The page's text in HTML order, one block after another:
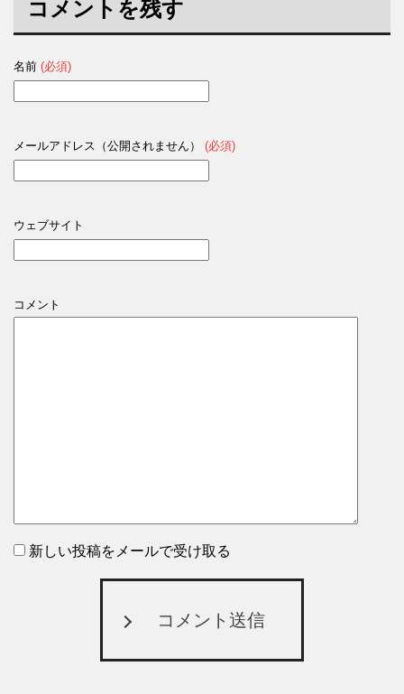
コメントを残す
名前 (必須)
メールアドレス（公開されません） (必須)
ウェブサイト
コメント
新しい投稿をメールで受け取る
コメント送信